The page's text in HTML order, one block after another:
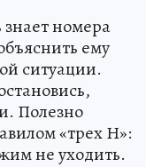
знает номера
ему
ситуации.
Полезно
«трех Н»:
не уходить.